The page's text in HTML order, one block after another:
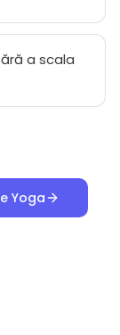
a scala
Yoga